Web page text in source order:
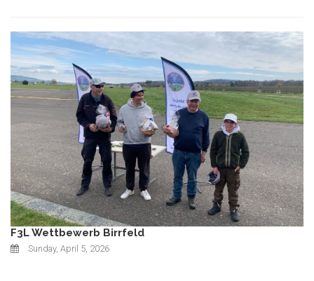
F3L Wettbewerb Birrfeld
Sunday, April 5, 2026